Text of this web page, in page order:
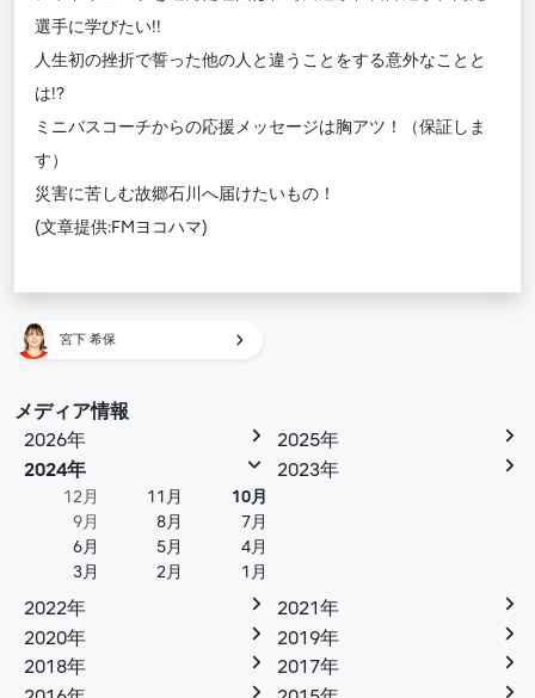
選手に学びたい!!
人生初の挫折で誓った他の人と違うことをする意外なことと
は!?
ミニバスコーチからの応援メッセージは胸アツ！（保証しま
す）
災害に苦しむ故郷石川へ届けたいもの！
(文章提供:FMヨコハマ)
宮下 希保
メディア情報
2026年
2025年
2024年
12月 11月
10月
9月
8月
7月
6月
5月
4月
3月
2月 1月
2023年
2022年
2021年
2020年
2019年
2018年
2017年